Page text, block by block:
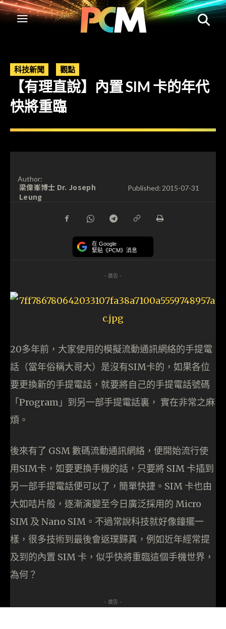
科技新聞 觀點
【有理直說】內置 SIM 卡的年代
快將重臨
Author:
梁偉峯博士 Dr. Joseph
Leung
Published: 2015-07-31
在 Google
緊貼《PCM》消息
- 廣告 -
20多年前，大家使用的模擬流動通訊網絡的手提電
話（當年俗稱大哥大）是沒有SIM卡的，如果各位
要更換新的手提電話，就要將自己的手提電話號碼
「Program」到另一部手提電話裏， 實在非常之麻
煩。
後來有了 GSM 數碼流動通訊網絡，便開始流行使
用SIM卡，如要更換手機的話，只要將 SIM 卡插到
另一部手提電話便可以了，簡單快捷。SIM 卡也由
大如咭片般，逐漸演變至今日廣泛採用的 Micro
SIM 及 Nano SIM。不過常說科技就好像鐘擺一
樣，很多技術到最後會返璞歸真，例如近年經常提
及到的內置 SIM 卡，似乎快將重臨這個手機世界，
為何？
- 廣告 -